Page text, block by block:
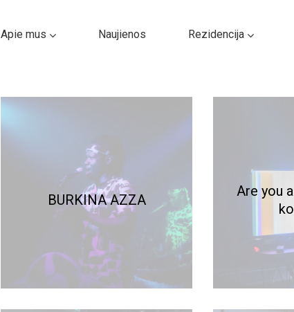
Apie mus Naujienos Rezidencija
BURKINA AZZA
Are you